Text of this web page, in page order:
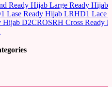
Ready Hijab Large Ready Hijab
Lase Ready Hijab LRHD1 Lace
Hijab D2CROSRH Cross Ready